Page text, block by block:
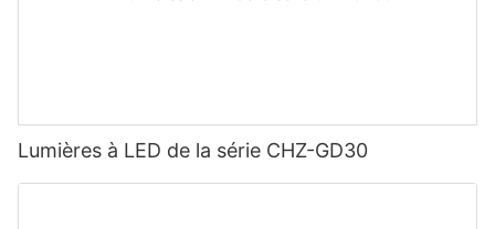
Lumières à LED de la série CHZ-GD30